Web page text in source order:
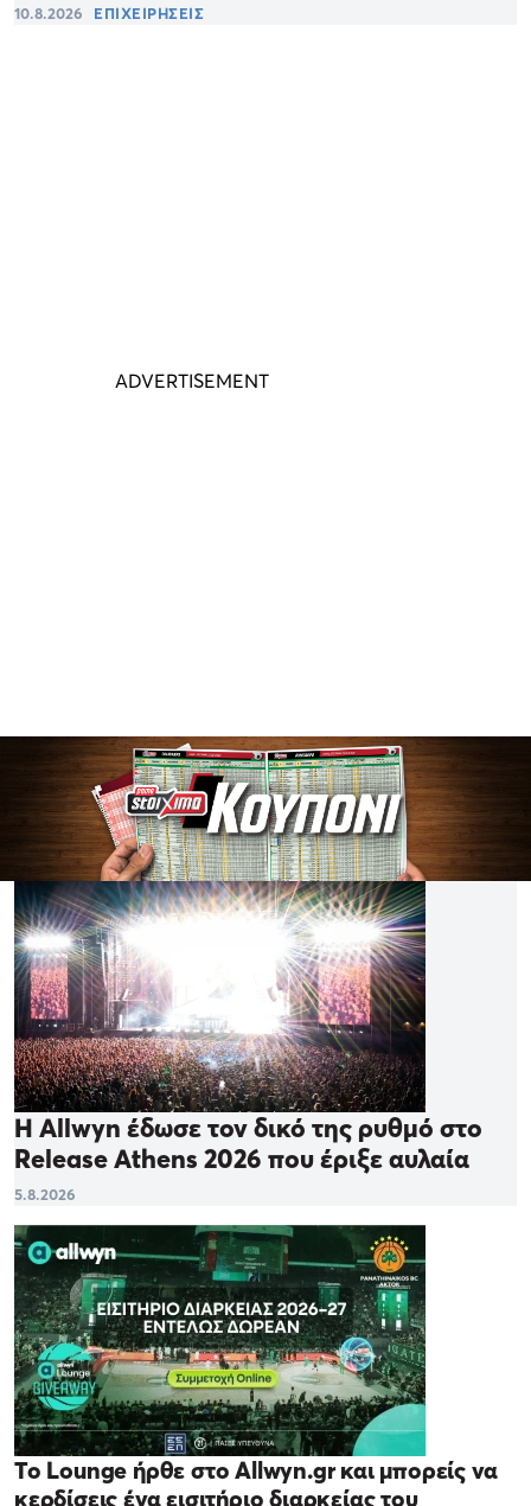
10.8.2026 ΕΠΙΧΕΙΡΗΣΕΙΣ
Η Allwyn έδωσε τον δικό της ρυθμό στο
Release Athens 2026 που έριξε αυλαία
5.8.2026
Το Lounge ήρθε στο Allwyn.gr και μπορείς να
κερδίσεις ένα εισιτήριο διαρκείας του